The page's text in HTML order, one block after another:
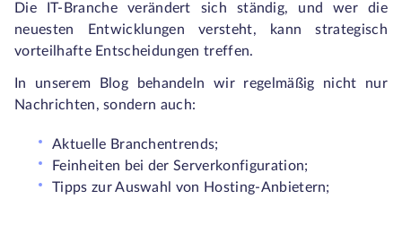
Die IT-Branche verändert sich ständig, und wer die
neuesten Entwicklungen versteht, kann strategisch
vorteilhafte Entscheidungen treffen.
In unserem Blog behandeln wir regelmäßig nicht nur
Nachrichten, sondern auch:
Aktuelle Branchentrends;
Feinheiten bei der Serverkonfiguration;
Tipps zur Auswahl von Hosting-Anbietern;